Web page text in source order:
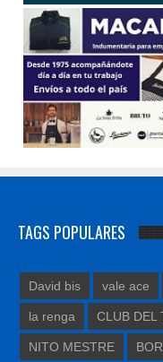
TAGS POPULARES
David bis vale ace
la renga CLUB DEL
NITO MESTRE